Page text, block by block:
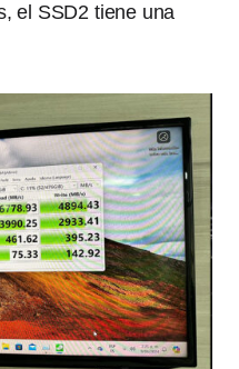
el SSD2 tiene una